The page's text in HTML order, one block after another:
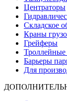
Центраторы
Складское
Краны
Грейферы
Троллейные
Барьеры
Для